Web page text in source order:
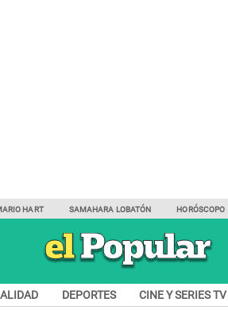
HART SAMAHARA LOBATÓN HORÓSCOPO
DEPORTES CINE Y SERIES TV